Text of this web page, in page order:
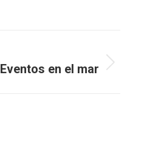
Eventos en el mar